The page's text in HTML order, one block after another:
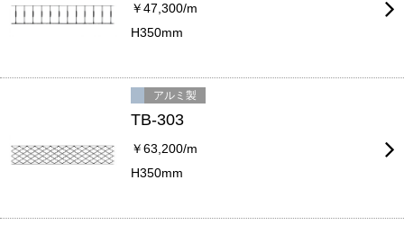
￥47,300/m
H350mm
アルミ製
TB-303
￥63,200/m
H350mm